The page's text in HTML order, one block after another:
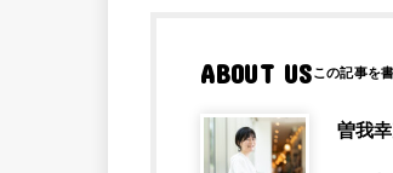
ABOUT US
曽我